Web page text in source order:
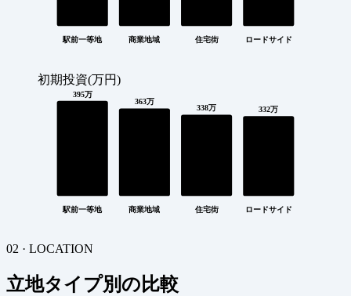
駅前一等地 商業地域 住宅街 ロードサイド
初期投資(万円)
395万
駅前一等地
363万
商業地域
338万
住宅街
332万
ロードサイド
02 · LOCATION
立地タイプ別の比較